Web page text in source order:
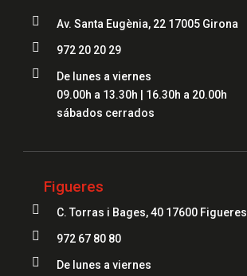
 Av. Santa Eugènia, 22 17005 Girona
 972 20 20 29

De lunes a viernes
09.00h a 13.30h | 16.30h a 20.00h
sábados cerrados
Figueres
 C. Torras i Bages, 40 17600 Figueres
 972 67 80 80

De lunes a viernes